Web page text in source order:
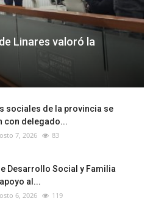
Linares valoró la
sociales de la provincia se
con delegado...
7, 2026 83
Desarrollo Social y Familia
al...
6, 2026 119